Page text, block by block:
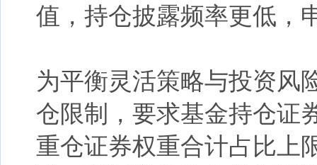
值，持仓披露频率更低，
为平衡灵活策略与投资风
仓限制，要求基金持仓证
重仓证券权重合计占比上